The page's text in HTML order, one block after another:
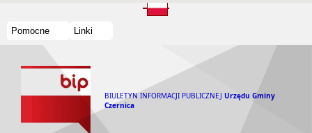
Pomocne Linki
BIULETYN INFORMACJI PUBLICZNEJ Urzędu Gminy
Czernica